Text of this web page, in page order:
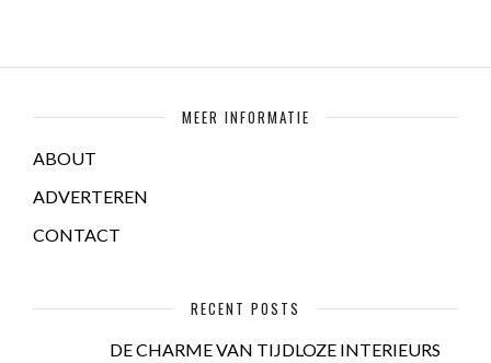
MEER INFORMATIE
ABOUT
ADVERTEREN
CONTACT
RECENT POSTS
DE CHARME VAN TIJDLOZE INTERIEURS